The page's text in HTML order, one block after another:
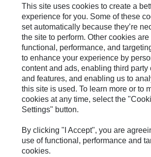
SPM Oil & Gas
Turner Powertrain Systems
Kontakt/Imprint
Sitemap
Cookie Settings
Rechtliche Hinweise
Datenschutzerklärung
Cat.com
This site uses cookies to create a
experience for you. Some of these
set automatically because they’re
the site to perform. Other cookies are
functional, performance, and
to enhance your experience by
content and ads, enabling third party
and features, and enabling us to
this site is used. To learn more or to
cookies at any time, select the
Settings" button.
By clicking "I Accept", you are
use of functional, performance and
cookies.